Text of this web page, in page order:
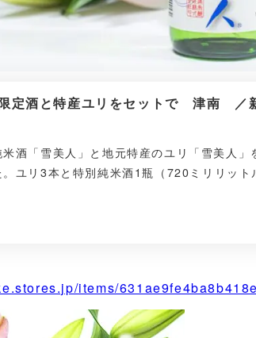
定酒と特産ユリをセットで 津南 ／
酒「雪美人」と地元特産のユリ「雪美人」
ユリ3本と特別純米酒1瓶（720ミリリット
items/